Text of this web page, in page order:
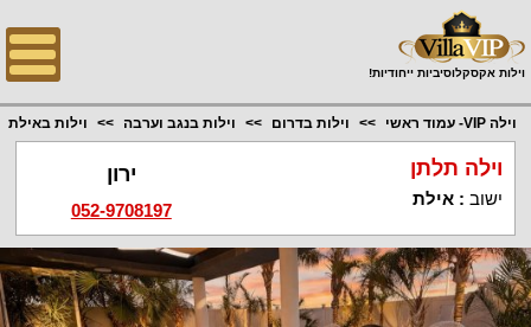
וילות אקסקלוסיביות ייחודיות!
וילה VIP- עמוד ראשי וילות בדרום וילות בנגב וערבה וילות באילת
וילה תלתן
ישוב :אילת
ירון
052-9708197